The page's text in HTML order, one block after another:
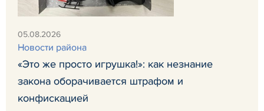
05.08.2026
Новости района
«Это же просто игрушка!»: как незнание
закона оборачивается штрафом и
конфискацией